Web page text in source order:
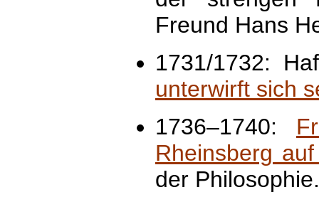
Freund Hans
1731/1732:
unterwirft sich
1736–1740:
Rheinsberg
der Philosophie.